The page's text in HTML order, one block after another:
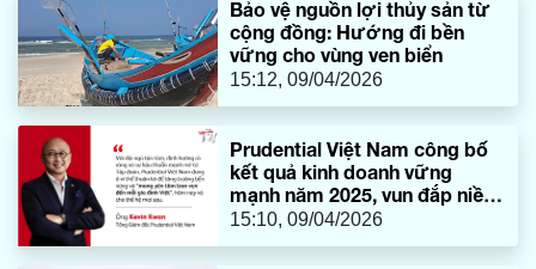
Bảo vệ nguồn lợi thủy sản từ
cộng đồng: Hướng đi bền
vững cho vùng ven biển
15:12, 09/04/2026
Prudential Việt Nam công bố
kết quả kinh doanh vững
mạnh năm 2025, vun đắp niềm
tin khách hàng và mang yên
15:10, 09/04/2026